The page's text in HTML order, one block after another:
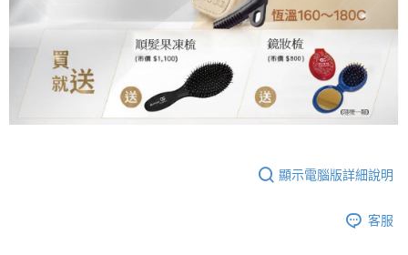
１．透過由恩沛科技股份有限公司提供之「AFTEE先享後付」服務完成之交
易，需依本服務之必要範圍內提供個人資料，並將交易相關給付款項請求債
權轉讓予恩沛科技股份有限公司。
２．關於個人資料處理事宜，請瀏覽以下網址：
https://aftee.tw/terms/#terms3
３．未成年的使用者請事先徵得法定代理人或監護人之同意方可使用
４．使用「AFTEE先享後付」時，將依據個別帳號之用戶狀況，依本公司即
時審查核予不同之上限額度；若仍有額度不足之情形，本公司將視審查結果
５．嚴禁一人註冊多個帳號或使用他人資訊註冊。若發現惡意使用之情形，
恩沛科技股份有限公司將有權停止該用戶之使用額度並採取法律行動。
顯示電腦版詳細說明
客服